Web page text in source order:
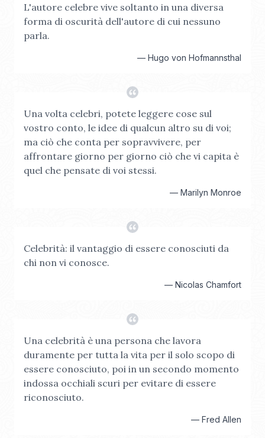
L'autore celebre vive soltanto in una diversa
forma di oscurità dell'autore di cui nessuno
parla.
— Hugo von Hofmannsthal
Una volta celebri, potete leggere cose sul
vostro conto, le idee di qualcun altro su di voi;
ma ciò che conta per sopravvivere, per
affrontare giorno per giorno ciò che vi capita è
quel che pensate di voi stessi.
— Marilyn Monroe
Celebrità: il vantaggio di essere conosciuti da
chi non vi conosce.
— Nicolas Chamfort
Una celebrità è una persona che lavora
duramente per tutta la vita per il solo scopo di
essere conosciuto, poi in un secondo momento
indossa occhiali scuri per evitare di essere
riconosciuto.
— Fred Allen